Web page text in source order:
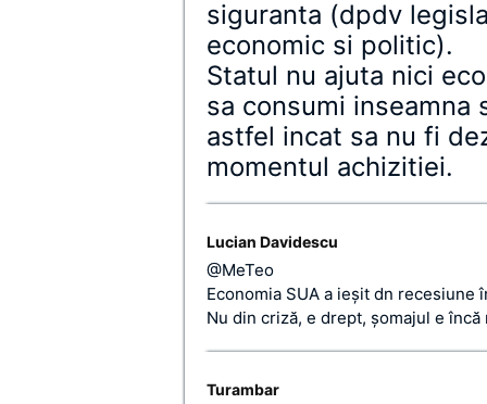
siguranta (dpdv
economic si politic).
Statul nu ajuta nici
sa consumi inseamna
astfel incat sa nu fi
momentul achizitiei.
Lucian Davidescu
@MeTeo
Economia SUA a ieşit dn recesiune
Nu din criză, e drept, şomajul e încă
Turambar